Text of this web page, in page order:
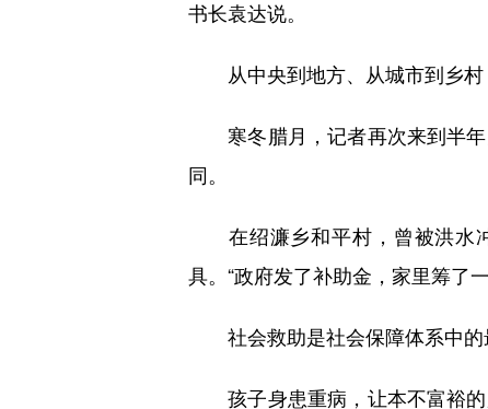
书长袁达说。
从中央到地方、从城市到乡村
寒冬腊月，记者再次来到半年
同。
在绍濂乡和平村，曾被洪水冲
具。“政府发了补助金，家里筹了
社会救助是社会保障体系中的
孩子身患重病，让本不富裕的